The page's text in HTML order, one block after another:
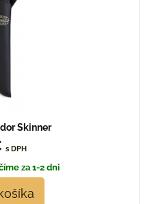
Skinner
s DPH
za 1-2 dni